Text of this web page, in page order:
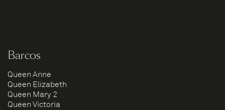
Barcos
Queen Anne
Queen Elizabeth
Queen Mary 2
Queen Victoria